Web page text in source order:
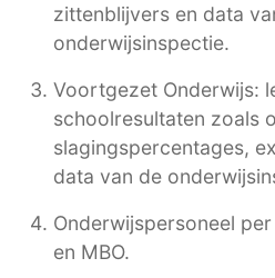
zittenblijvers en data
onderwijsinspectie.
Voortgezet Onderwijs:
schoolresultaten zoals
slagingspercentages,
data van de
Onderwijspersoneel
en MBO.